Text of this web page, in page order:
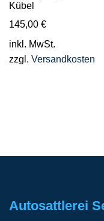
Kübel
145,00 €
inkl. MwSt.
zzgl. Versandkosten
Autosattlerei